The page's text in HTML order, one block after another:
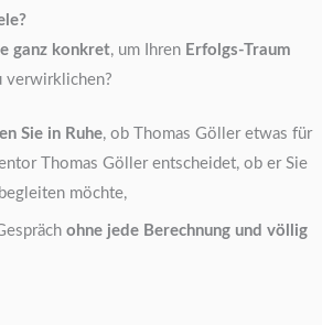
ganz konkret, um Ihren Erfolgs-Traum
verwirklichen?
Sie in Ruhe, ob Thomas Göller etwas für
Thomas Göller entscheidet, ob er Sie
möchte,
ohne jede Berechnung und völlig